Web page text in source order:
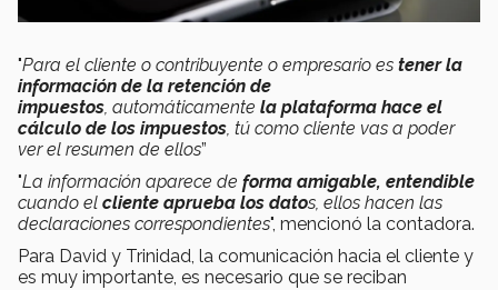
"Para el cliente o contribuyente o empresario es tener la
información de la retención de
impuestos, automáticamente la plataforma hace el
cálculo de los impuestos, tú como cliente vas a poder
ver el resumen de ellos”
"La información aparece de forma amigable, entendible
cuando el cliente aprueba los datos, ellos hacen las
declaraciones correspondientes", mencionó la contadora.
Para David y Trinidad, la comunicación hacia el cliente y
es muy importante, es necesario que se reciban